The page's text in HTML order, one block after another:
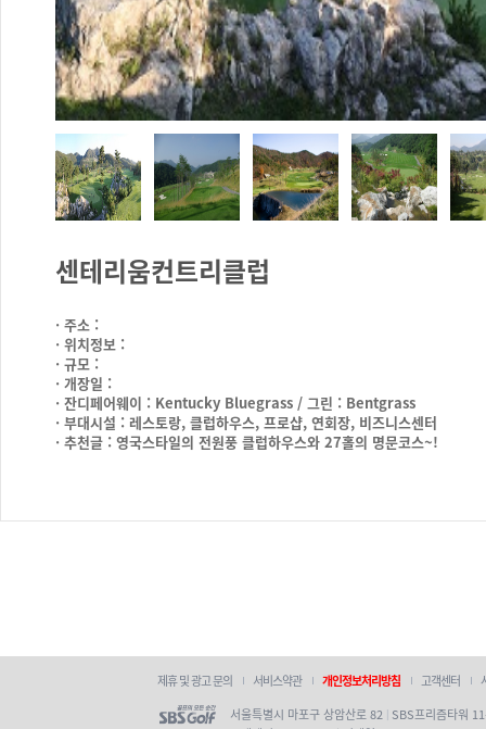
센테리움컨트리클럽
· 주소 :
· 위치정보 :
· 규모 :
· 개장일 :
· 잔디페어웨이 : Kentucky Bluegrass / 그린 : Bentgrass
· 부대시설 : 레스토랑, 클럽하우스, 프로샵, 연회장, 비즈니스센터
· 추천글 : 영국스타일의 전원풍 클럽하우스와 27홀의 명문코스~!
제휴 및 광고 문의 서비스약관 개인정보처리방침 고객센터
서울특별시 마포구 상암산로 82 | SBS프리즘타워